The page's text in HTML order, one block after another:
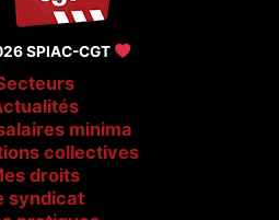
SPIAC-CGT
minima
collectives
droits
syndicat